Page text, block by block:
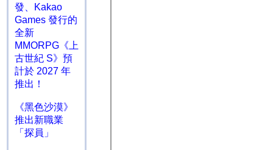
發、Kakao
Games 發行的
全新
MMORPG《上
古世紀 S》預
計於 2027 年
推出！
《黑色沙漠》
推出新職業
「探員」